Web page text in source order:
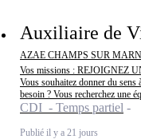
Auxiliaire de
AZAE CHAMPS SUR
Vos missions : REJOIGNEZ
Vous souhaitez donner du
besoin ? Vous recherchez une
CDI - Temps partiel
Publié il y a 21 jours